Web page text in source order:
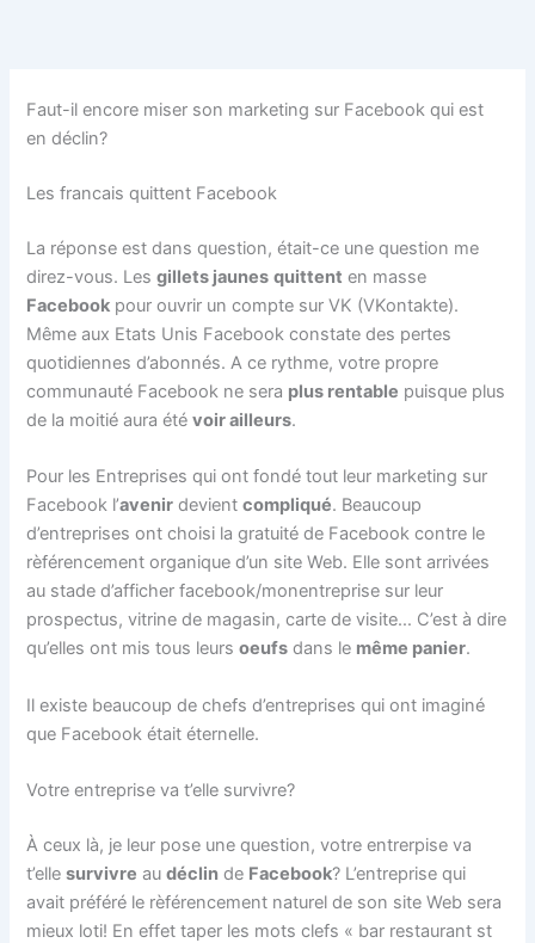
Faut-il encore miser son marketing sur Facebook qui est
en déclin?
Les francais quittent Facebook
La réponse est dans question, était-ce une question me
direz-vous. Lesgillets jaunes quittent en masse
Facebook pour ouvrir un compte sur VK (VKontakte).
Même aux Etats Unis Facebook constate des pertes
quotidiennes d’abonnés. A ce rythme, votre propre
communauté Facebook ne sera plus rentable puisque plus
de la moitié aura étévoir ailleurs.
Pour les Entreprises qui ont fondé tout leur marketing sur
Facebook l’avenir devientcompliqué. Beaucoup
d’entreprises ont choisi la gratuité de Facebook contre le
rèférencement organique d’un site Web. Elle sont arrivées
au stade d’afficher facebook/monentreprise sur leur
prospectus, vitrine de magasin, carte de visite… C’est à dire
qu’elles ont mis tous leursoeufs dans le même panier.
Il existe beaucoup de chefs d’entreprises qui ont imaginé
que Facebook était éternelle.
Votre entreprise va t’elle survivre?
À ceux là, je leur pose une question, votre entrerpise va
t’ellesurvivre audéclin de Facebook? L’entreprise qui
avait préféré le rèférencement naturel de son site Web sera
mieux loti! En effet taper les mots clefs « bar restaurant st